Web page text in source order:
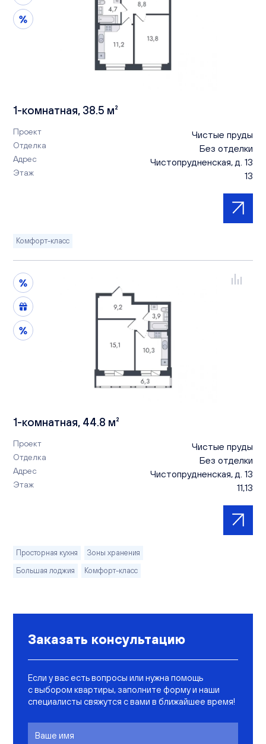
1-комнатная, 38.5 м²
Проект Чистые пруды
Отделка Без отделки
Адрес Чистопрудненская, д. 13
Этаж 13
Комфорт-класс
1-комнатная, 44.8 м²
Проект Чистые пруды
Отделка Без отделки
Адрес Чистопрудненская, д. 13
Этаж 11,13
Просторная кухня
Зоны хранения
Большая лоджия
Комфорт-класс
Заказать консультацию
Если у вас есть вопросы или нужна помощь
с выбором квартиры, заполните форму и наши
специалисты свяжутся с вами в ближайшее время!